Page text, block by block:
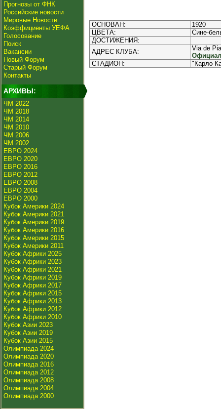
Прогнозы от ФНК
Российские новости
Мировые Новости
Коэффициенты УЕФА
Голосование
Поиск
Вакансии
Новый Форум
Старый Форум
Контакты
АРХИВЫ:
ЧМ 2022
ЧМ 2018
ЧМ 2014
ЧМ 2010
ЧМ 2006
ЧМ 2002
ЕВРО 2024
ЕВРО 2020
ЕВРО 2016
ЕВРО 2012
ЕВРО 2008
ЕВРО 2004
ЕВРО 2000
Кубок Америки 2024
Кубок Америки 2021
Кубок Америки 2019
Кубок Америки 2016
Кубок Америки 2015
Кубок Америки 2011
Кубок Африки 2025
Кубок Африки 2023
Кубок Африки 2021
Кубок Африки 2019
Кубок Африки 2017
Кубок Африки 2015
Кубок Африки 2013
Кубок Африки 2012
Кубок Африки 2010
Кубок Азии 2023
Кубок Азии 2019
Кубок Азии 2015
Олимпиада 2024
Олимпиада 2020
Олимпиада 2016
Олимпиада 2012
Олимпиада 2008
Олимпиада 2004
Олимпиада 2000
ОСНОВАН:
1920
ЦВЕТА:
Сине-
ДОСТИЖЕНИЯ:
АДРЕС КЛУБА:
Via de
СТАДИОН:
"Карло